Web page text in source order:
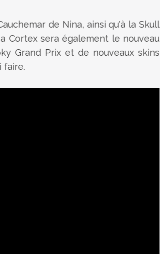
de Nina, ainsi qu'à la Skull
Cortex sera également le nouveau
Grand Prix et de nouveaux skins
faire.